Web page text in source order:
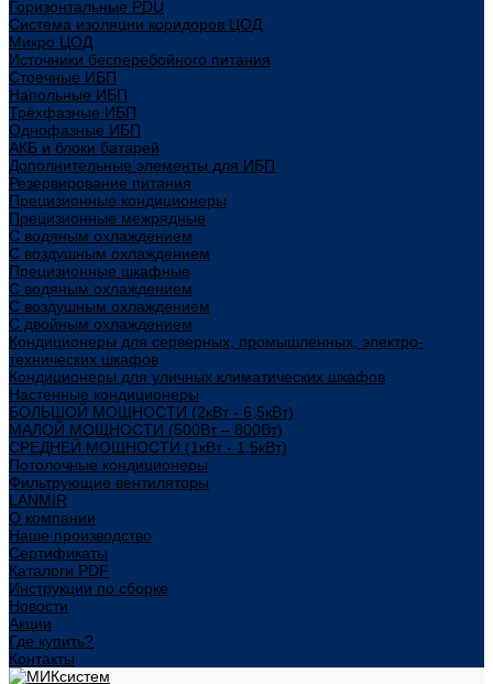
Горизонтальные PDU
Система изоляции коридоров ЦОД
Микро ЦОД
Источники бесперебойного питания
Стоечные ИБП
Напольные ИБП
Трёхфазные ИБП
Однофазные ИБП
АКБ и блоки батарей
Дополнительные элементы для ИБП
Резервирование питания
Прецизионные кондиционеры
Прецизионные межрядные
С водяным охлаждением
С воздушным охлаждением
Прецизионные шкафные
С водяным охлаждением
С воздушным охлаждением
С двойным охлаждением
Кондиционеры для серверных, промышленных, электро-
технических шкафов
Кондиционеры для уличных климатических шкафов
Настенные кондиционеры
БОЛЬШОЙ МОЩНОСТИ (2кВт - 6,5кВт)
МАЛОЙ МОЩНОСТИ (500Вт – 800Вт)
СРЕДНЕЙ МОЩНОСТИ (1кВт - 1,5кВт)
Потолочные кондиционеры
Фильтрующие вентиляторы
LANMIR
О компании
Наше производство
Сертификаты
Каталоги PDF
Инструкции по сборке
Новости
Акции
Где купить?
Контакты